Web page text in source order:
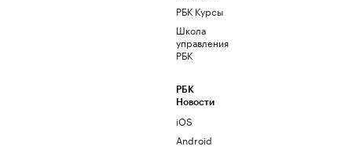
РБК Курсы
Школа
управления
РБК
РБК
Новости
iOS
Android